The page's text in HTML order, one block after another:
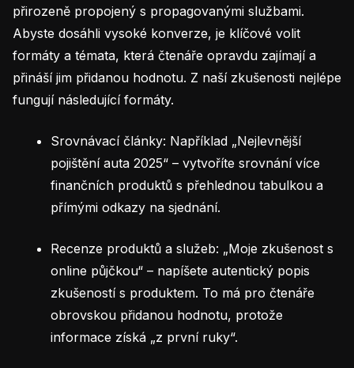
přirozeně propojený s propagovanými službami.
Abyste dosáhli vysoké konverze, je klíčové volit
formáty a témata, která čtenáře opravdu zajímají a
přináší jim přidanou hodnotu. Z naší zkušenosti nejlépe
fungují následující formáty.
Srovnávací články: Například „Nejlevnější
pojištění auta 2025“ – vytvoříte srovnání více
finančních produktů s přehlednou tabulkou a
přímými odkazy na sjednání.
Recenze produktů a služeb: „Moje zkušenost s
online půjčkou“ – napíšete autentický popis
zkušeností s produktem. To má pro čtenáře
obrovskou přidanou hodnotu, protože
informace získá „z první ruky“.